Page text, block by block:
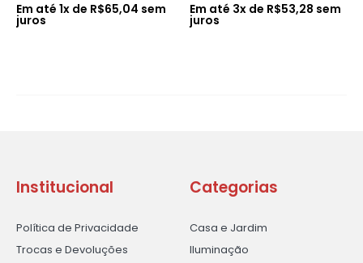
Em até 1x de R$65,04 sem
juros
Em até 3x de R$53,28 sem
juros
Institucional
Política de Privacidade
Trocas e Devoluções
Categorias
Casa e Jardim
Iluminação